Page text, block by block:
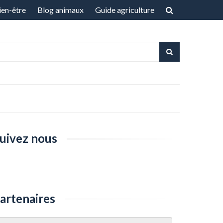
être Blog animaux Guide agriculture
nous